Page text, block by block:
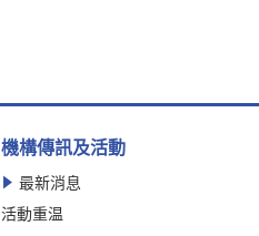
機構傳訊及活動
最新消息
活動重温